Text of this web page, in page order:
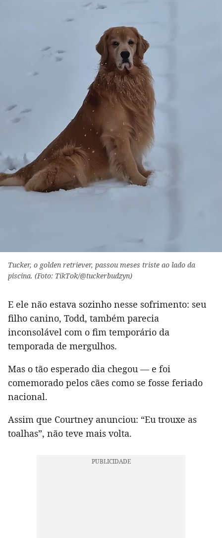
Tucker, o golden retriever, passou meses triste ao lado da
piscina. (Foto: TikTok/@tuckerbudzyn)
E ele não estava sozinho nesse sofrimento: seu
filho canino, Todd, também parecia
inconsolável com o fim temporário da
temporada de mergulhos.
Mas o tão esperado dia chegou — e foi
comemorado pelos cães como se fosse feriado
nacional.
Assim que Courtney anunciou: “Eu trouxe as
toalhas”, não teve mais volta.